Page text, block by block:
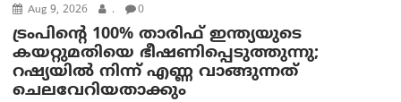
Aug 9, 2026 . 0
ട്രം‌പിന്റെ 100% താരിഫ് ഇന്ത്യയുടെ
കയറ്റുമതിയെ ഭീഷണിപ്പെടുത്തുന്നു;
റഷ്യയിൽ നിന്ന് എണ്ണ വാങ്ങുന്നത്
ചെലവേറിയതാക്കും